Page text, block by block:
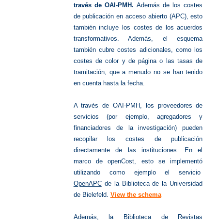
través de OAI-PMH. Además de los costes
de publicación en acceso abierto (APC), esto
también incluye los costes de los acuerdos
transformativos. Además, el esquema
también cubre costes adicionales, como los
costes de color y de página o las tasas de
tramitación, que a menudo no se han tenido
en cuenta hasta la fecha.
A través de OAI-PMH, los proveedores de
servicios (por ejemplo, agregadores y
financiadores de la investigación) pueden
recopilar los costes de publicación
directamente de las instituciones. En el
marco de openCost, esto se implementó
utilizando como ejemplo el servicio
OpenAPCde la Biblioteca de la Universidad
de Bielefeld. View the schema
Además, la Biblioteca de Revistas